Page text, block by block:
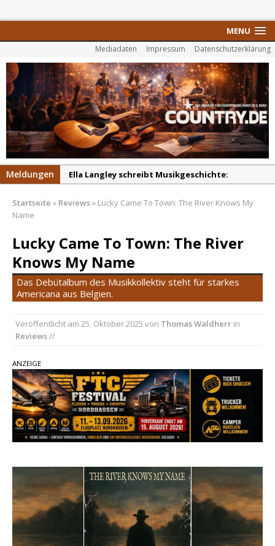
MENU
Mediadaten Impressum Datenschutzerklärung
Meldungen
Ella Langley schreibt Musikgeschichte:
aller Zeiten
Talks“ – eine Hymne auf unvergessliche
Sommernächte
Randy Travis veröffentlicht mit „I Don’t Care“
einen weiteren Schatz aus dem Archiv
täglich rund 10.000 Leser
Carly Pearce hinterfragt den ständigen
Vergleich mit anderen
Startseite » Reviews» Lucky Came To Town: The River Knows My
Name
Lucky Came To Town: The River
Knows My Name
Das Debütalbum des Musikkollektiv steht für starkes
Americana aus Belgien.
Veröffentlicht am 25. Oktober 2025 von Thomas Waldherr in
Reviews//
ANZEIGE